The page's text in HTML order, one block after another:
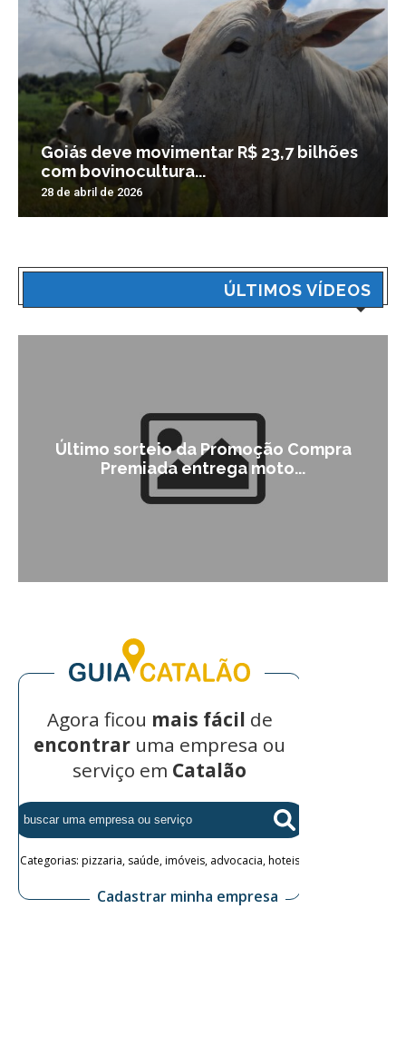
Goiás deve movimentar R$ 23,7 bilhões
com bovinocultura...
28 de abril de 2026
ÚLTIMOS VÍDEOS
Último sorteio da Promoção Compra
Premiada entrega moto...